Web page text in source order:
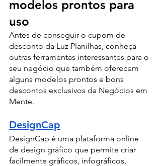
modelos prontos para
uso
Antes de conseguir o cupom de
desconto da Luz Planilhas, conheça
outras ferramentas interessantes para o
seu negócio que também oferecem
alguns modelos prontos e bons
descontos exclusivos da Negócios em
Mente.
DesignCap
DesignCap é uma plataforma online
de design gráfico que permite criar
facilmente gráficos, infográficos,